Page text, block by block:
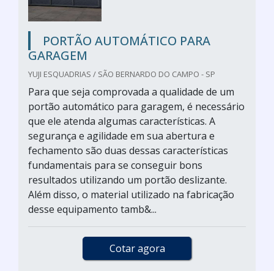
PORTÃO AUTOMÁTICO PARA
GARAGEM
YUJI ESQUADRIAS / SÃO BERNARDO DO CAMPO - SP
Para que seja comprovada a qualidade de um
portão automático para garagem, é necessário
que ele atenda algumas características. A
segurança e agilidade em sua abertura e
fechamento são duas dessas características
fundamentais para se conseguir bons
resultados utilizando um portão deslizante.
Além disso, o material utilizado na fabricação
desse equipamento tamb&...
Cotar agora